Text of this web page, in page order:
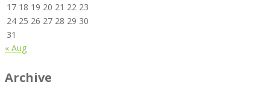
17 18 19 20 21 22 23
24 25 26 27 28 29 30
31
« Aug
Archive